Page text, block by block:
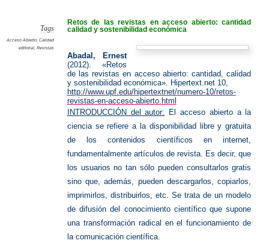
Tags
Acceso Abierto, Calidad
editorial, Revistas
Retos de las revistas en acceso abierto: cantidad
calidad y sostenibilidad económica
Abadal, Ernest
(2012). «Retos
de las revistas en acceso abierto: cantidad, calidad
y sostenibilidad económica». Hipertext.net 10,
http://www.upf.edu/hipertextnet/numero-10/retos-
revistas-en-acceso-abierto.html
INTRODUCCIÓN del autor: El acceso abierto a la
ciencia se refiere a la disponibilidad libre y gratuita
de los contenidos científicos en internet,
fundamentalmente artículos de revista. Es decir, que
los usuarios no tan sólo pueden consultarlos gratis
sino que, además, pueden descargarlos, copiarlos,
imprimirlos, distribuirlos, etc. Se trata de un modelo
de difusión del conocimiento científico que supone
una transformación radical en el funcionamiento de
la comunicación científica.